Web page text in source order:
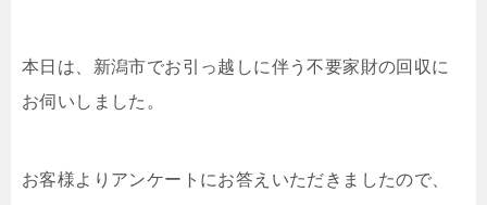
本日は、新潟市でお引っ越しに伴う不要家財の回収に
お伺いしました。
お客様よりアンケートにお答えいただきましたので、